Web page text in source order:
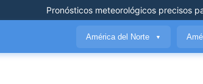
Pronósticos meteorológicos precisos
América del Norte ▼